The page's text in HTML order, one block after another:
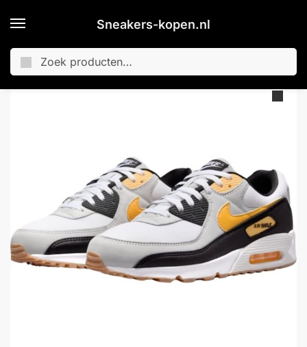
Sneakers-kopen.nl
Merken / Nike / Sneakers Nike Air Max 90 “Laser Orange” – Maat 39